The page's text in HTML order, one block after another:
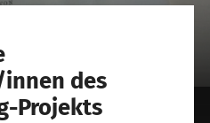
des
Projekts